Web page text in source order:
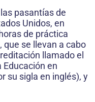
pasantías de
Unidos, en
de práctica
que se llevan a cabo
llamado el
Educación en
su sigla en inglés), y